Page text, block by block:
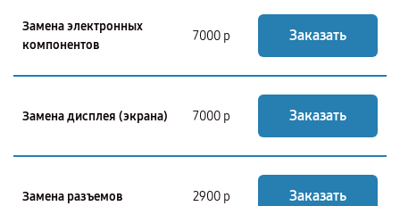
Замена электронных
компонентов
7000 р Заказать
Замена дисплея (экрана) 7000 р Заказать
Замена разъемов 2900 р Заказать